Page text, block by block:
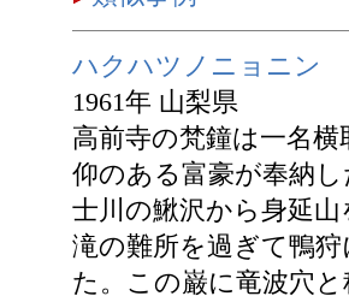
ハクハツノニョニン
1961年 山梨県
高前寺の梵鐘は一名
仰のある富豪が奉納
士川の鰍沢から身延
滝の難所を過ぎて鴨
た。この巌に竜波穴